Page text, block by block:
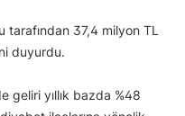
tarafından 37,4 milyon TL
duyurdu.
geliri yıllık bazda %48